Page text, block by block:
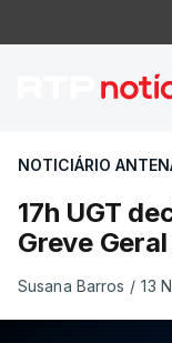
17h
NOTICIÁRIO
17h UGT
Greve
Susana Barros / 13